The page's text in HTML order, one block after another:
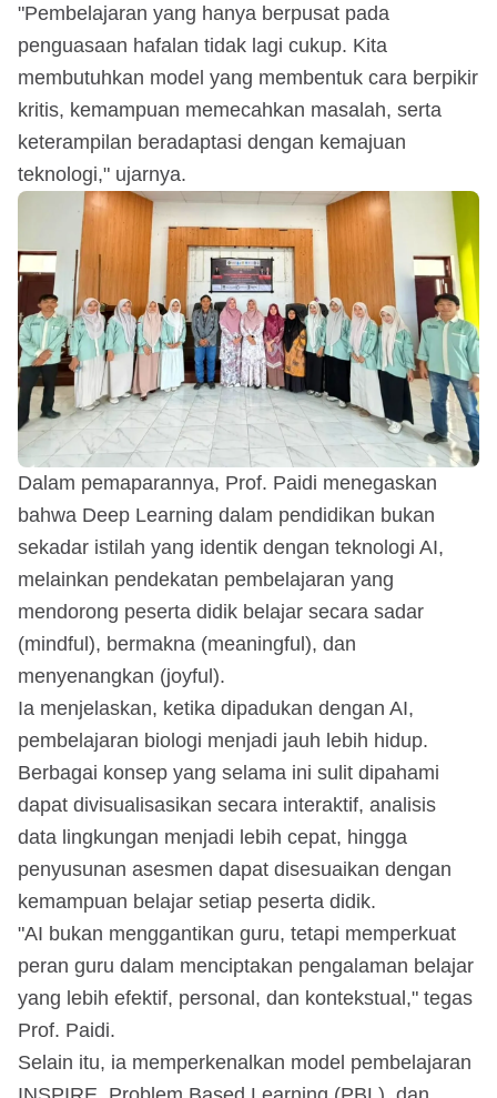
"Pembelajaran yang hanya berpusat pada
penguasaan hafalan tidak lagi cukup. Kita
membutuhkan model yang membentuk cara berpikir
kritis, kemampuan memecahkan masalah, serta
keterampilan beradaptasi dengan kemajuan
teknologi," ujarnya.
Dalam pemaparannya, Prof. Paidi menegaskan
bahwa Deep Learning dalam pendidikan bukan
sekadar istilah yang identik dengan teknologi AI,
melainkan pendekatan pembelajaran yang
mendorong peserta didik belajar secara sadar
(mindful), bermakna (meaningful), dan
menyenangkan (joyful).
Ia menjelaskan, ketika dipadukan dengan AI,
pembelajaran biologi menjadi jauh lebih hidup.
Berbagai konsep yang selama ini sulit dipahami
dapat divisualisasikan secara interaktif, analisis
data lingkungan menjadi lebih cepat, hingga
penyusunan asesmen dapat disesuaikan dengan
kemampuan belajar setiap peserta didik.
"AI bukan menggantikan guru, tetapi memperkuat
peran guru dalam menciptakan pengalaman belajar
yang lebih efektif, personal, dan kontekstual," tegas
Prof. Paidi.
Selain itu, ia memperkenalkan model pembelajaran